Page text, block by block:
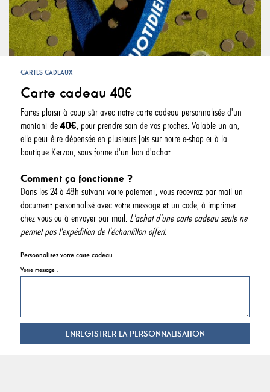
CARTES CADEAUX
Carte cadeau 40€
Faites plaisir à coup sûr avec notre carte cadeau personnalisée d'un
montant de40€, pour prendre soin de vos proches. Valable un an,
elle peut être dépensée en plusieurs fois sur notre e-shop et à la
boutique Kerzon, sous forme d'un bon d'achat.
Comment ça fonctionne ?
Dans les 24 à 48h suivant votre paiement, vous recevrez par mail un
document personnalisé avec votre message et un code, à imprimer
chez vous ou à envoyer par mail. L'achat d'une carte cadeau seule ne
permet pas l'expédition de l'échantillon offert.
Personnalisez votre carte cadeau
Votre message :
ENREGISTRER LA PERSONNALISATION